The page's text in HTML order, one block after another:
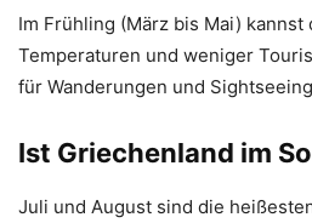
Im Frühling (März bis Mai) kannst
Temperaturen und weniger
für Wanderungen und
Ist Griechenland im
Juli und August sind die